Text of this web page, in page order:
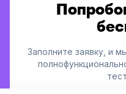
Заполните заявку, и